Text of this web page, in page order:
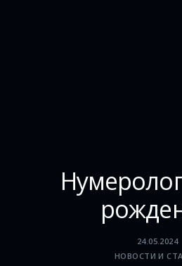
24.05.2024
НОВОСТИ И